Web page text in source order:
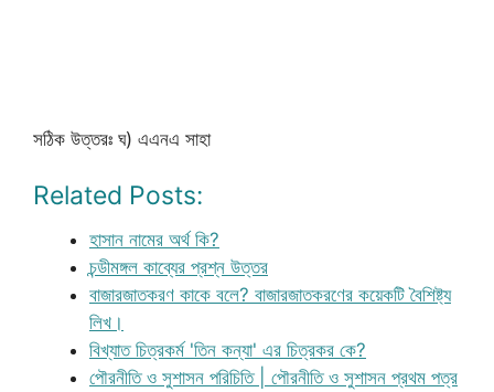
সঠিক উত্তরঃ ঘ) এএনএ সাহা
Related Posts:
হাসান নামের অর্থ কি?
চন্ডীমঙ্গল কাব্যের প্রশ্ন উত্তর
বাজারজাতকরণ কাকে বলে? বাজারজাতকরণের কয়েকটি বৈশিষ্ট্য
লিখ।
বিখ্যাত চিত্রকর্ম 'তিন কন্যা' এর চিত্রকর কে?
পৌরনীতি ও সুশাসন পরিচিতি | পৌরনীতি ও সুশাসন প্রথম পত্র